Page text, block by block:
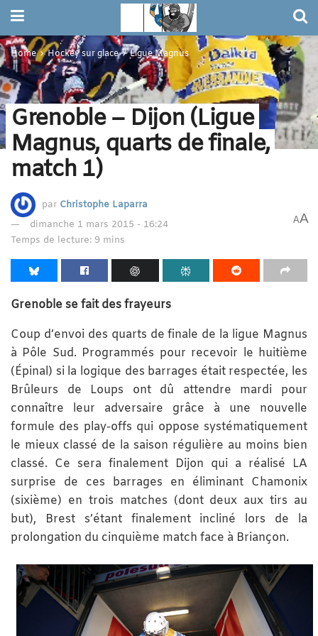
Home Hockey sur glace Ligue Magnus
Grenoble – Dijon (Ligue
Magnus, quarts de finale,
match 1)
par Christophe Laparra
dimanche 1 mars 2015 - 16:24
Temps de lecture: 9 mins
AA
Grenoble se fait des frayeurs
Coup d’envoi des quarts de finale de la ligue Magnus
à Pôle Sud. Programmés pour recevoir le huitième
(Épinal) si la logique des barrages était respectée, les
Brûleurs de Loups ont dû attendre mardi pour
connaître leur adversaire grâce à une nouvelle
formule des play-offs qui oppose systématiquement
le mieux classé de la saison régulière au moins bien
classé. Ce sera finalement Dijon qui a réalisé LA
surprise de ces barrages en éliminant Chamonix
(sixième) en trois matches (dont deux aux tirs au
but), Brest s’étant finalement incliné lors de la
prolongation du cinquième match face à Briançon.